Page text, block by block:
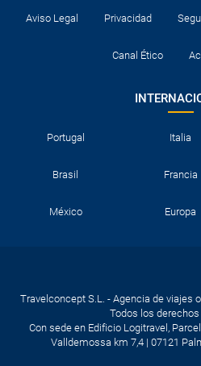
Aviso Legal Privacidad
Canal Ético
Portugal Italia
Brasil Francia
México Europa
Travelconcept S.L. - Agencia de viajes
Todos los
Con sede en Edificio Logitravel,
Valldemossa km 7,4 | 07121